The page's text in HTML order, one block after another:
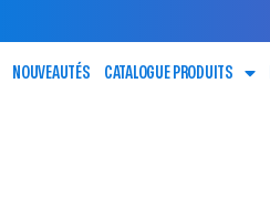
NOUVEAUTÉS CATALOGUE PRODUITS